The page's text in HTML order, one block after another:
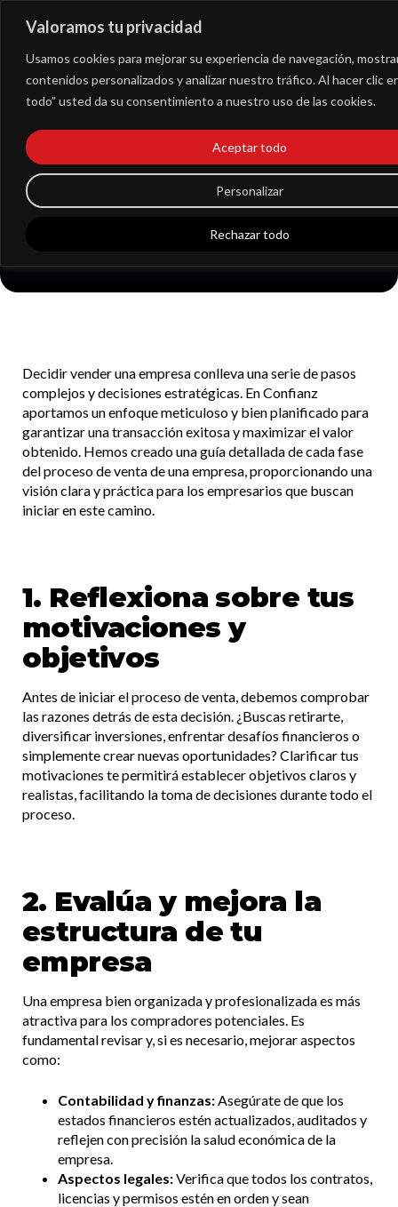
Valoramos tu privacidad
Usamos cookies para mejorar su experiencia de navegación,
contenidos personalizados y analizar nuestro tráfico. Al hacer clic
todo” usted da su consentimiento a nuestro uso de las cookies.
Personalizar
Rechazar todo
Aceptar todo
Guía completa para el
proceso de venta de
una empresa paso a
paso
Decidir vender una empresa conlleva una serie de pasos
complejos y decisiones estratégicas. En Confianz
aportamos un enfoque meticuloso y bien planificado para
garantizar una transacción exitosa y maximizar el valor
obtenido. Hemos creado una guía detallada de cada fase
del proceso de venta de una empresa, proporcionando una
visión clara y práctica para los empresarios que buscan
iniciar en este camino.
1. Reflexiona sobre tus
motivaciones y
objetivos
Antes de iniciar el proceso de venta, debemos comprobar
las razones detrás de esta decisión. ¿Buscas retirarte,
diversificar inversiones, enfrentar desafíos financieros o
simplemente crear nuevas oportunidades? Clarificar tus
motivaciones te permitirá establecer objetivos claros y
realistas, facilitando la toma de decisiones durante todo el
proceso.
2. Evalúa y mejora la
estructura de tu
empresa
Una empresa bien organizada y profesionalizada es más
atractiva para los compradores potenciales. Es
fundamental revisar y, si es necesario, mejorar aspectos
como:
Contabilidad y finanzas:Asegúrate de que los
estados financieros estén actualizados, auditados y
reflejen con precisión la salud económica de la
empresa.​
Aspectos legales:Verifica que todos los contratos,
licencias y permisos estén en orden y sean